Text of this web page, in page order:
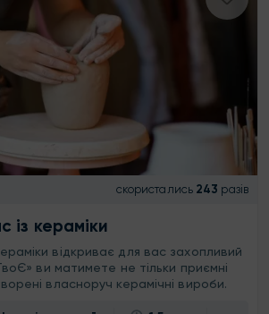
скористались 243 разів
із кераміки
відкриває для вас захопливий
ви матимете не тільки приємні
власноруч керамічні вироби.